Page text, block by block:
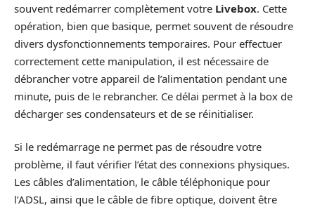
souvent redémarrer complètement votre Livebox. Cette
opération, bien que basique, permet souvent de résoudre
divers dysfonctionnements temporaires. Pour effectuer
correctement cette manipulation, il est nécessaire de
débrancher votre appareil de l’alimentation pendant une
minute, puis de le rebrancher. Ce délai permet à la box de
décharger ses condensateurs et de se réinitialiser.
Si le redémarrage ne permet pas de résoudre votre
problème, il faut vérifier l’état des connexions physiques.
Les câbles d’alimentation, le câble téléphonique pour
l’ADSL, ainsi que le câble de fibre optique, doivent être